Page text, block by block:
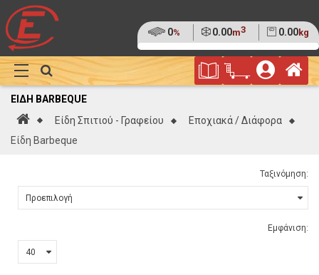
Ποσοστό
της
παλέτας
0% Όγκος
0.00m3 Βάρος
0.00kg
(0%)
Φυλλάδιο
Προσφορών
Show
Megamenu
ΕΊΔΗ BARBEQUE
ΑρχικήΕίδη Σπιτιού - Γραφείου
Εποχιακά / Διάφορα
Είδη Barbeque
Ταξινόμηση:
Εμφάνιση: